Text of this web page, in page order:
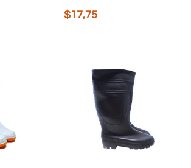
$17,75